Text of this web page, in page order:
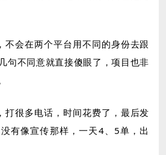
不会在两个平台用不同的身份去跟
句不同意就直接傻眼了，项目也非
打很多电话，时间花费了，最后发
有像宣传那样，一天4、5单，出